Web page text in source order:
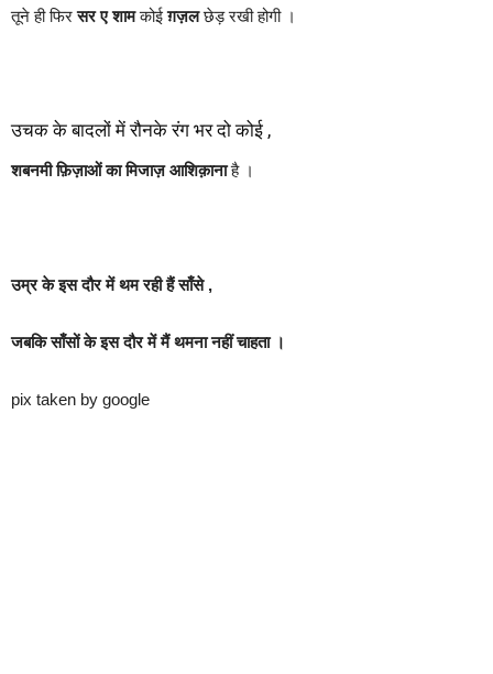
तूने ही फिरसर ए शामकोईग़ज़लछेड़ रखी होगी ।
उचक के बादलों में रौनके रंग भर दो कोई ,
शबनमी फ़िज़ाओं का मिजाज़ आशिक़ानाहै ।
उम्र के इस दौर में थम रही हैं साँसे ,
जबकि साँसों के इस दौर में मैं थमना नहीं चाहता ।
pix taken by google